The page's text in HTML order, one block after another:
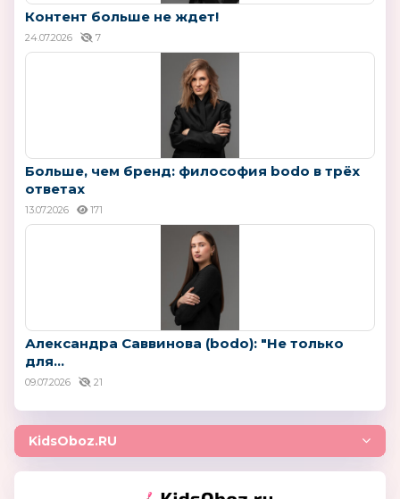
Контент больше не ждет!
24.07.2026 7
Больше, чем бренд: философия bodo в трёх
ответах
13.07.2026 171
Александра Саввинова (bodo): "Не только
для...
09.07.2026 21
KidsOboz.RU